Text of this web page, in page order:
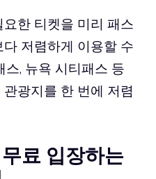
한 티켓을 미리 패스
저렴하게 이용할 수
스, 뉴욕 시티패스 등
광지를 한 번에 저렴
료 입장하는